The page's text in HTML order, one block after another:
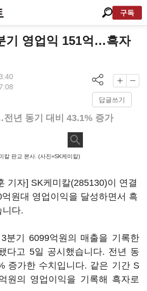
구독
기 영업익 151억…흑자
답글쓰기
년 동기 대비 43.1% 증가
칼 판교 본사. (사진=SK케미칼)
기자] SK케미칼(285130)이 연결
원대 영업이익을 달성하면서 흑
니다.
분기 6099억원의 매출을 기록한
다고 5일 공시했습니다. 전년 동
증가한 수치입니다. 같은 기간 S
원의 영업이익을 기록해 흑자로